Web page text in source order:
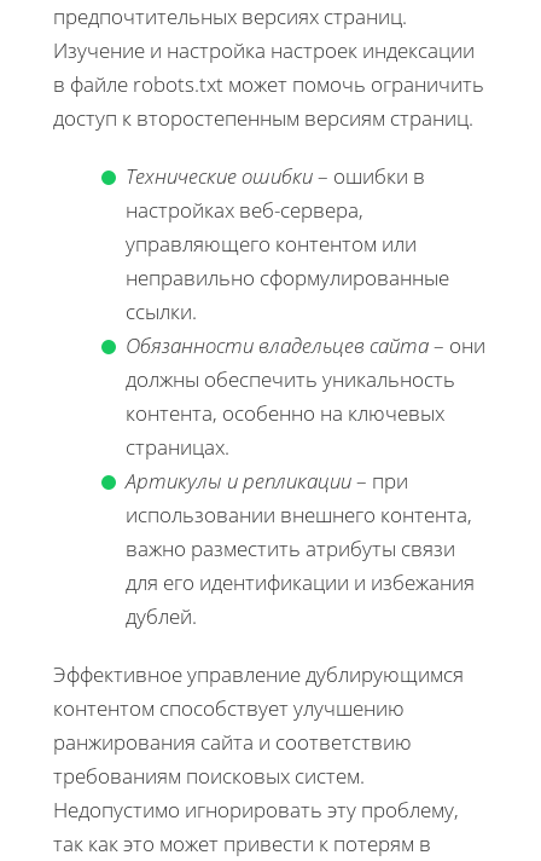
предпочтительных версиях страниц.
Изучение и настройка настроек индексации
в файле robots.txt может помочь ограничить
доступ к второстепенным версиям страниц.
Технические ошибки– ошибки в
настройках веб-сервера,
управляющего контентом или
неправильно сформулированные
ссылки.
Обязанности владельцев сайта– они
должны обеспечить уникальность
контента, особенно на ключевых
страницах.
Артикулы и репликации– при
использовании внешнего контента,
важно разместить атрибуты связи
для его идентификации и избежания
дублей.
Эффективное управление дублирующимся
контентом способствует улучшению
ранжирования сайта и соответствию
требованиям поисковых систем.
Недопустимо игнорировать эту проблему,
так как это может привести к потерям в